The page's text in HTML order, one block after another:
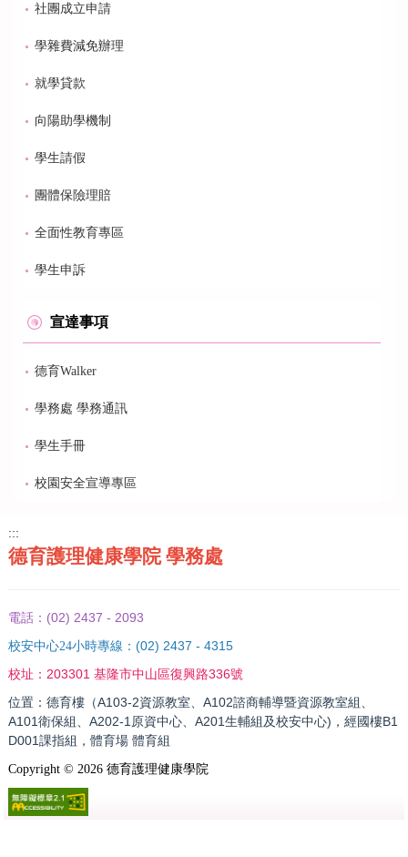
社團成立申請
學雜費減免辦理
就學貸款
向陽助學機制
學生請假
團體保險理賠
全面性教育專區
學生申訴
宣達事項
德育Walker
學務處 學務通訊
學生手冊
校園安全宣導專區
:::
德育護理健康學院 學務處
電話： (02) 2437 - 2093
校安中心24小時專線： (02) 2437 - 4315
校址： 203301 基隆市中山區復興路336號
位置：德育樓（A103-2資源教室、A102諮商輔導暨資源教室組、
A101衛保組、A202-1原資中心、A201生輔組及校安中心)，經國樓B1
D001課指組，體育場 體育組
Copyright © 2026德育護理健康學院